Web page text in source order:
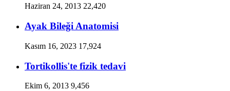
Haziran 24, 2013 22,420
Ayak Bileği Anatomisi
Kasım 16, 2023 17,924
Tortikollis'te fizik tedavi
Ekim 6, 2013 9,456